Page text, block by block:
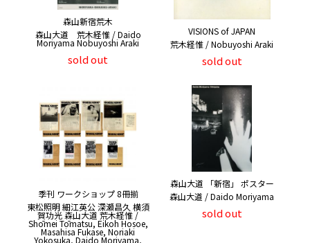
森山新宿荒木
森山大道 荒木経惟 / Daido
Moriyama Nobuyoshi Araki
sold out
VISIONS of JAPAN
荒木経惟 / Nobuyoshi Araki
sold out
季刊 ワークショップ 8冊揃
東松照明 細江英公 深瀬昌久 横須
賀功光 森山大道 荒木経惟 /
Shōmei Tōmatsu, Eikoh Hosoe,
Masahisa Fukase, Noriaki
Yokosuka, Daido Moriyama,
森山大道 「新宿」 ポスター
森山大道 / Daido Moriyama
sold out